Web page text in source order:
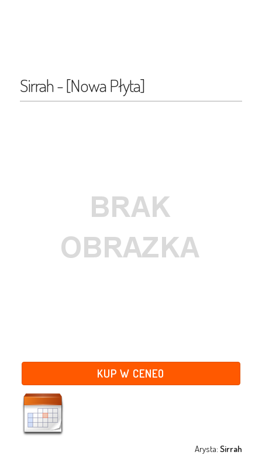
Sirrah - [Nowa Płyta]
KUP W CENEO
Arysta:Sirrah